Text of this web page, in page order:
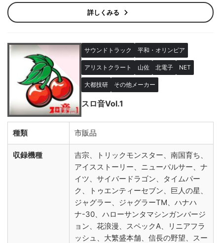
詳しくみる
サウンドトラック 平和・オリンピア
アリストクラート 山佐 北電子 NET
大都技研 その他メーカー
スロ音Vol.1
種類 市販品
収録機種
吉宗、トリックモンスター、南国育ち、
アイスストーリー、ニューパルサー、ナ
イツ、サイバードラゴン、タイムパー
ク、トゥエンティーセブン、巨人の星、
ジャグラー、ジャグラーTM、ハナハ
ナ-30、ハローサンタマシンガンバージ
ョン、花浪漫、スペックA、リニアフラ
ッシュ、大繁盛本舗、信長の野望、スー